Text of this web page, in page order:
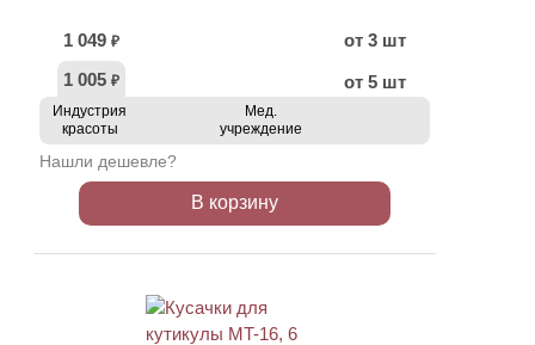
1 049 ₽
от 3 шт
1 005 ₽ от 5 шт
Индустрия
красоты
Мед.
учреждение
Нашли дешевле?
В корзину